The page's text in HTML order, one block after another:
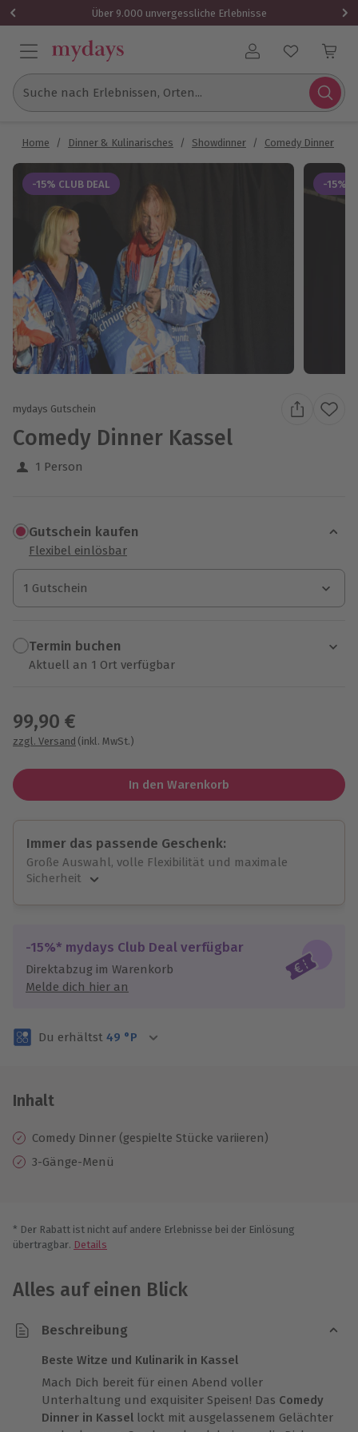
Über 9.000 unvergessliche Erlebnisse
Benutzerkonto
Suche nach Erlebnissen, Orten...
Home / Dinner & Kulinarisches / Showdinner / Comedy Dinner
-15% CLUB DEAL -15%
mydays Gutschein
Comedy Dinner Kassel
1 Person
Gutschein kaufen
Flexibel einlösbar
1 Gutschein
1 Gutschein
1 Gutschein
Termin buchen
Aktuell an 1 Ort verfügbar
99,90 €
zzgl. Versand (inkl. MwSt.)
In den Warenkorb
Immer das passende Geschenk:
Große Auswahl, volle Flexibilität und maximale
Sicherheit
Jeder Gutschein für alle Erlebnisse einlösbar.
Maximale Sicherheit
3 Jahre gültig & verlängerbar.
-15%* mydays Club Deal verfügbar
Direktabzug im Warenkorb
Melde dich hier an
Du erhältst 49 °P
Inhalt
Comedy Dinner (gespielte Stücke variieren)
3-Gänge-Menü
* Der Rabatt ist nicht auf andere Erlebnisse bei der Einlösung
übertragbar. Details
Alles auf einen Blick
Beschreibung
Beste Witze und Kulinarik in Kassel
Mach Dich bereit für einen Abend voller
Unterhaltung und exquisiter Speisen! Das Comedy
Dinner in Kassel lockt mit ausgelassenem Gelächter